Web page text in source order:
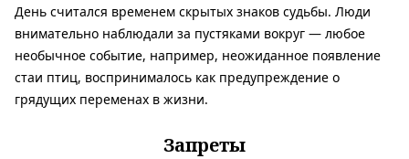
День считался временем скрытых знаков судьбы. Люди
внимательно наблюдали за пустяками вокруг — любое
необычное событие, например, неожиданное появление
стаи птиц, воспринималось как предупреждение о
грядущих переменах в жизни.
Запреты